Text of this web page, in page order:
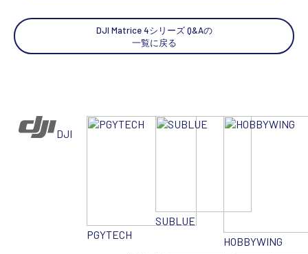
DJI Matrice 4シリーズ Q&Aの
一覧に戻る
DJI
PGYTECH
SUBLUE
HOBBYWING